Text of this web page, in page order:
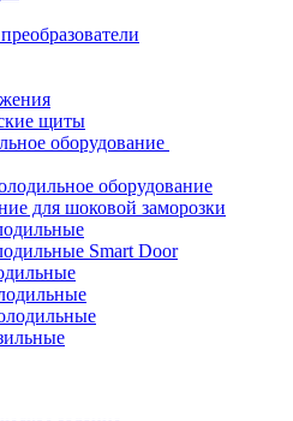
щиты
оборудование
оборудование
для шоковой заморозки
Smart Door